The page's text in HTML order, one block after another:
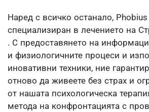
Наред с всичко останало,
специализиран в лечението на
. С предоставянето на
и физиологичните процеси и
иновативни техники, ние
отново да живеете без страх и
от нашата психологическа
метода на конфронтацията с